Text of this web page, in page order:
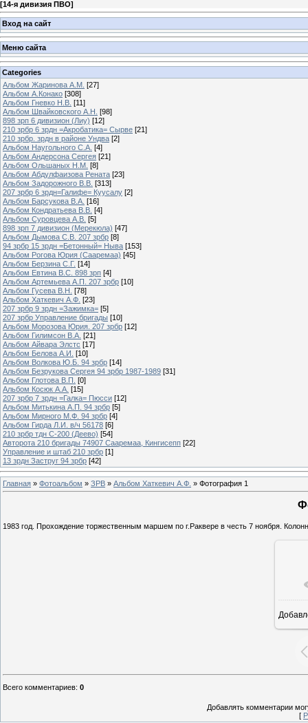
[14-я дивизия ПВО]
Вход на сайт
Меню сайта
Categories
Альбом Жаринова А.М. [27]
Альбом А.Конако [308]
Альбом Гневко Н.В. [11]
Альбом Швайковского А.Н. [98]
898 зрп 6 дивизион (Лиу) [12]
210 зрбр 6 зрдн =Акробатика= Сырве [21]
210 зрбр. зрдн в районе Ундва [2]
Альбом Наугольного С.А. [4]
Альбом Андерсона Сергея [21]
Альбом Ольшаных Н.М. [8]
Альбом Абдулфаизова Рената [23]
Альбом Задорожного В.В. [313]
207 зрбр 6 зрдн=Галифе= Куусалу [2]
Альбом Барсукова В.А. [16]
Альбом Кондратьева В.В. [4]
Альбом Суровцева А.В. [5]
898 зрп 7 дивизион (Мерекюла) [47]
Альбом Дымова С.В. 207 зрбр [8]
94 зрбр 15 зрдн =Бетонный= Ныва [153]
Альбом Рогова Юрия (Сааремаа) [45]
Альбом Берзина С.Г. [14]
Альбом Евтина В.С. 898 зрп [4]
Альбом Артемьева А.П. 207 зрбр [10]
Альбом Гусева В.Н. [78]
Альбом Хаткевич А.Ф. [23]
207 зрбр 9 зрдн =Зажимка= [5]
207 зрбр Управление бригады [10]
Альбом Морозова Юрия. 207 зрбр [12]
Альбом Гилимсон В.А. [21]
Альбом Айвара Элстс [17]
Альбом Белова А.И. [10]
Альбом Волкова Ю.Б. 94 зрбр [14]
Альбом Безрукова Сергея 94 зрбр 1987-1989 [31]
Альбом Глотова В.П. [0]
Альбом Косюк А.А. [15]
207 зрбр 7 зрдн =Галка= Пюсси [12]
Альбом Митькина А.П. 94 зрбр [5]
Альбом Мирного М.Ф. 94 зрбр [4]
Альбом Гирда Л.И. в/ч 56178 [6]
210 зрбр тдн С-200 (Деево) [54]
Авторота 210 бригады 74907 Сааремаа, Кингисепп [22]
Управление и штаб 210 зрбр [1]
13 зрдн Заструг 94 зрбр [42]
Главная » Фотоальбом » ЗРВ » Альбом Хаткевич А.Ф. » Фотография 1
1983 год. Прохождение торжественным маршем по г.Раквере в честь 7 ноября.
Всего комментариев: 0
Добавлять комментарии
[